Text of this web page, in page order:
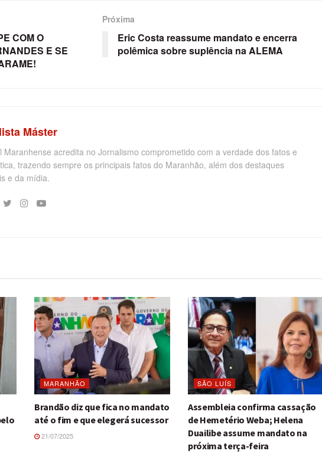
COM O
E SE
Próxima
Eric Costa reassume mandato e encerra
polêmica sobre suplência na ALEMA
Máster
Maranhense acredita no Jornalismo comprometido com a verdade dos fatos e
trazendo sempre os principais fatos do Maranhão, além dos destaques
e da mídia.
MARANHÃO
Brandão diz que fica no mandato
até o fim e que elegerá sucessor
21/07/2025
SÃO LUÍS
Assembleia confirma cassação
de Hemetério Weba; Helena
Duailibe assume mandato na
próxima terça-feira